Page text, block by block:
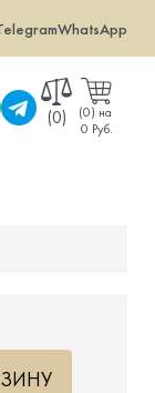
WhatsApp
(0) (0) на
0 Руб.